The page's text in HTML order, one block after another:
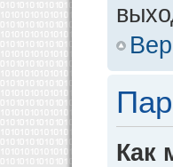
Как